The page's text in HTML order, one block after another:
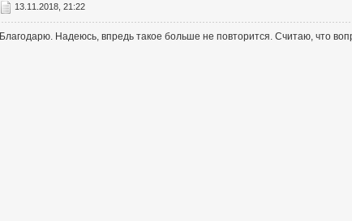
13.11.2018, 21:22
Благодарю. Надеюсь, впредь такое больше не повторится. Считаю, что